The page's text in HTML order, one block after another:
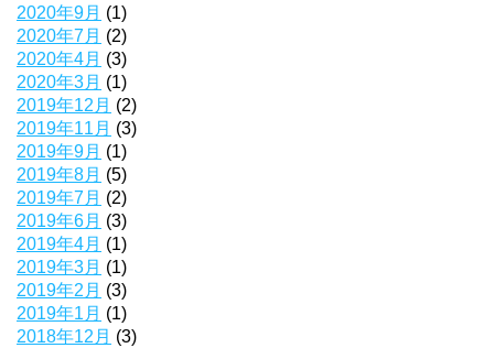
2020年9月 (1)
2020年7月 (2)
2020年4月 (3)
2020年3月 (1)
2019年12月 (2)
2019年11月 (3)
2019年9月 (1)
2019年8月 (5)
2019年7月 (2)
2019年6月 (3)
2019年4月 (1)
2019年3月 (1)
2019年2月 (3)
2019年1月 (1)
2018年12月 (3)